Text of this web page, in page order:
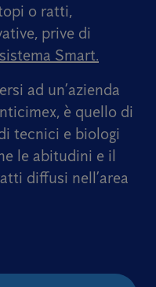
o ratti,
prive di
Smart.
ad un’azienda
è quello di
tecnici e biologi
le abitudini e il
diffusi nell’area